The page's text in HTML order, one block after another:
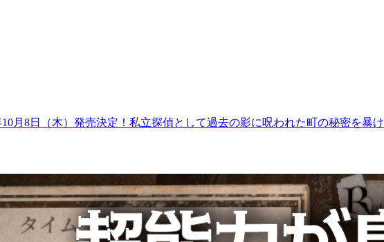
月8日（木）発売決定！私立探偵として過去の影に呪われた町の秘密を暴け